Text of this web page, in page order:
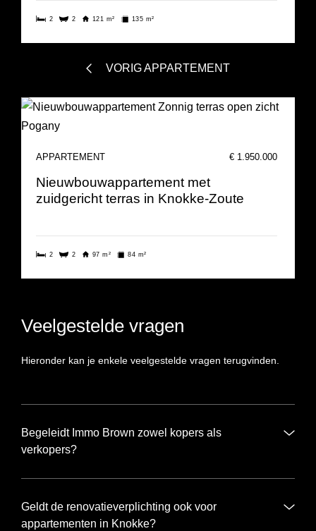
VORIG APPARTEMENT
APPARTEMENT € 1.950.000
Nieuwbouwappartement met
zuidgericht terras in Knokke-Zoute
2 2 97 m² 84 m²
2 2 121 m² 135 m²
Veelgestelde vragen
Hieronder kan je enkele veelgestelde vragen terugvinden.
Begeleidt Immo Brown zowel kopers als
verkopers?
Geldt de renovatieverplichting ook voor
appartementen in Knokke?